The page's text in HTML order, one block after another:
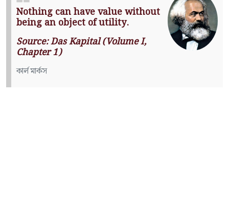
Nothing can have value without
being an object of utility.
Source: Das Kapital (Volume I,
Chapter 1)
কার্ল মার্কস